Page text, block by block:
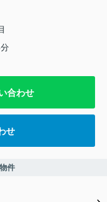
合わせ
せ
件